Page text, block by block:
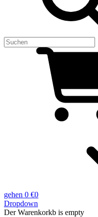
gehen 0 €0
Dropdown
Der Warenkorkb is empty